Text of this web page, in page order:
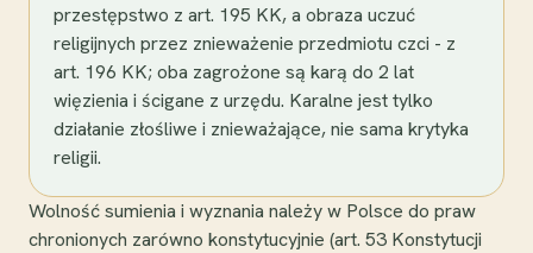
przestępstwo z art. 195 KK, a obraza uczuć
religijnych przez znieważenie przedmiotu czci - z
art. 196 KK; oba zagrożone są karą do 2 lat
więzienia i ścigane z urzędu. Karalne jest tylko
działanie złośliwe i znieważające, nie sama krytyka
religii.
Wolność sumienia i wyznania należy w Polsce do praw
chronionych zarówno konstytucyjnie (art. 53 Konstytucji